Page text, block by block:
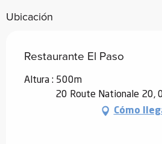
Ubicación
Restaurante El Paso
Altura : 500m
20 Route Nationale 20,
Cómo